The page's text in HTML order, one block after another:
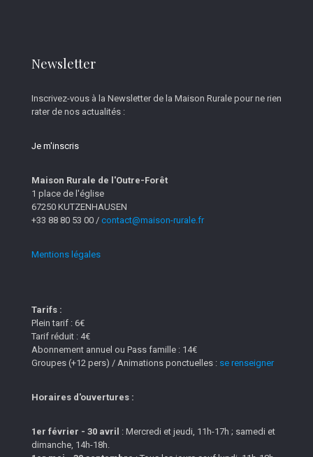
Newsletter
Inscrivez-vous à la Newsletter de la Maison Rurale pour ne rien
rater de nos actualités :
Je m'inscris
Maison Rurale de l'Outre-Forêt
1 place de l'église
67250 KUTZENHAUSEN
+33 88 80 53 00 / contact@maison-rurale.fr
Mentions légales
Tarifs :
Plein tarif : 6€
Tarif réduit : 4€
Abonnement annuel ou Pass famille : 14€
Groupes (+12 pers) / Animations ponctuelles : se renseigner
Horaires d'ouvertures :
1er février - 30 avril : Mercredi et jeudi, 11h-17h ; samedi et
dimanche, 14h-18h.